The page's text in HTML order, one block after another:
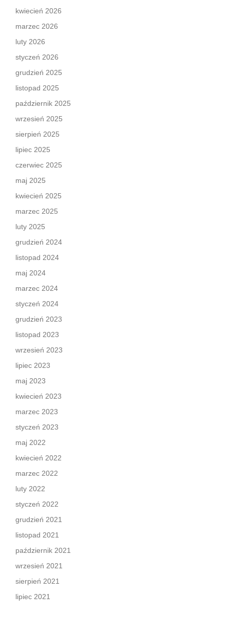
kwiecień 2026
marzec 2026
luty 2026
styczeń 2026
grudzień 2025
listopad 2025
październik 2025
wrzesień 2025
sierpień 2025
lipiec 2025
czerwiec 2025
maj 2025
kwiecień 2025
marzec 2025
luty 2025
grudzień 2024
listopad 2024
maj 2024
marzec 2024
styczeń 2024
grudzień 2023
listopad 2023
wrzesień 2023
lipiec 2023
maj 2023
kwiecień 2023
marzec 2023
styczeń 2023
maj 2022
kwiecień 2022
marzec 2022
luty 2022
styczeń 2022
grudzień 2021
listopad 2021
październik 2021
wrzesień 2021
sierpień 2021
lipiec 2021